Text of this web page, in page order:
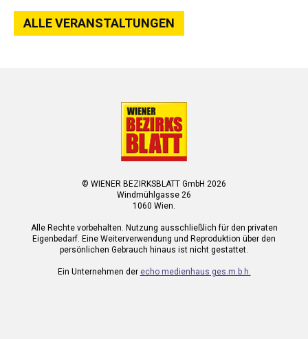
ALLE VERANSTALTUNGEN
© WIENER BEZIRKSBLATT GmbH 2026
Windmühlgasse 26
1060 Wien.
Alle Rechte vorbehalten. Nutzung ausschließlich für den privaten
Eigenbedarf. Eine Weiterverwendung und Reproduktion über den
persönlichen Gebrauch hinaus ist nicht gestattet.
Ein Unternehmen der echo medienhaus ges.m.b.h.